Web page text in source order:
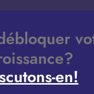
en!